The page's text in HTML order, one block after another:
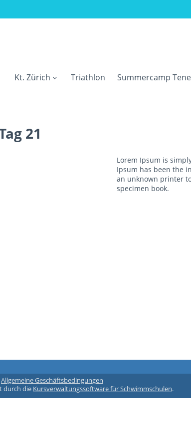
Kt. Zürich Triathlon Summercamp
21
Lorem Ipsum is
Ipsum has been the
an unknown printer
specimen book.
Allgemeine Geschäftsbedingungen
durch die Kursverwaltungssoftware für Schwimmschulen.